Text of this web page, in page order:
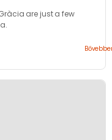
are just a few